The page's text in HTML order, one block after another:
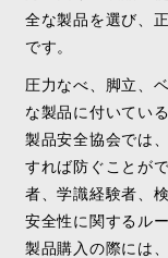
全な製品を選び、
です。
圧力なべ、脚立、
な製品に付いてい
製品安全協会では
すれば防ぐことが
者、学識経験者、
安全性に関するル
製品購入の際には